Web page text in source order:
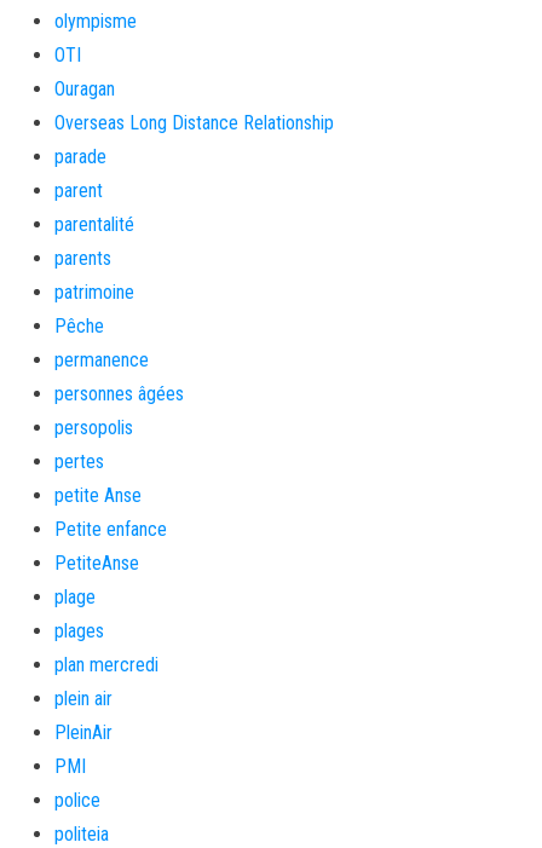
olympisme
OTI
Ouragan
Overseas Long Distance Relationship
parade
parent
parentalité
parents
patrimoine
Pêche
permanence
personnes âgées
persopolis
pertes
petite Anse
Petite enfance
PetiteAnse
plage
plages
plan mercredi
plein air
PleinAir
PMI
police
politeia